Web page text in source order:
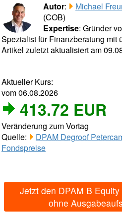
Autor: Michael
(COB)
Expertise: Gründer
Spezialist für Finanzberatung mit
Artikel zuletzt aktualisiert am
Aktueller Kurs:
vom 06.08.2026
413.72 EUR
Veränderung zum Vortag
Quelle:
DPAM Degroof
Fondspreise
Jetzt den DPAM B
ohne